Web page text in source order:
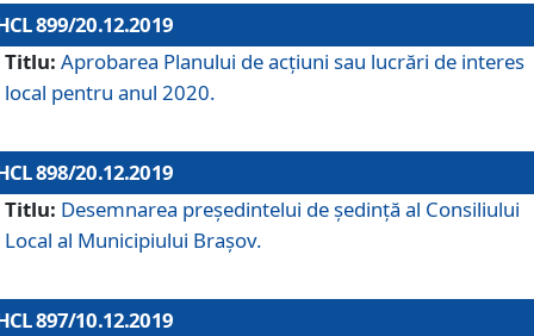
899/20.12.2019
Titlu: Aprobarea Planului de acţiuni sau lucrări de interes
local pentru anul 2020.
898/20.12.2019
Titlu: Desemnarea preşedintelui de şedinţă al Consiliului
Local al Municipiului Braşov.
897/10.12.2019